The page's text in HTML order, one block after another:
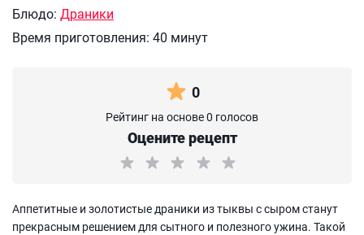
Блюдо: Драники
Время приготовления: 40 минут
0
Рейтинг на основе 0 голосов
Оцените рецепт
Аппетитные и золотистые драники из тыквы с сыром станут
прекрасным решением для сытного и полезного ужина. Такой